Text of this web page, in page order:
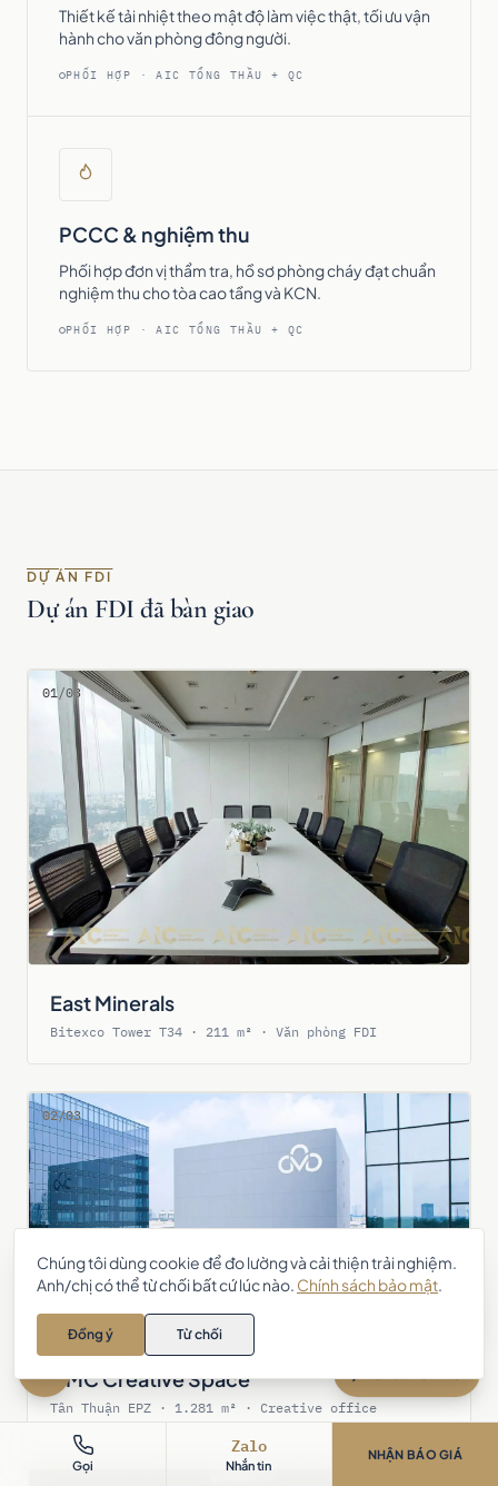
Thiết kế tải nhiệt theo mật độ làm việc thật, tối ưu vận
hành cho văn phòng đông người.
PHỐI HỢP · AIC TỔNG THẦU + QC
PCCC & nghiệm thu
Phối hợp đơn vị thẩm tra, hồ sơ phòng cháy đạt chuẩn
nghiệm thu cho tòa cao tầng và KCN.
PHỐI HỢP · AIC TỔNG THẦU + QC
DỰ ÁN FDI
Dự án FDI đã bàn giao
01/03
East Minerals
Bitexco Tower T34 · 211 m² · Văn phòng FDI
02/03
CMC Creative Space
Tân Thuận EPZ · 1.281 m² · Creative office
Gọi
Zalo
Nhắn tin
NHẬN BÁO GIÁ
Anh/chị cần tư vấn thiết kế – thi
công nội thất? Chat với AIC 👋
Chúng tôi dùng cookie để đo lường và cải thiện trải nghiệm.
Anh/chị có thể từ chối bất cứ lúc nào. Chính sách bảo mật.
Đồng ý Từ chối